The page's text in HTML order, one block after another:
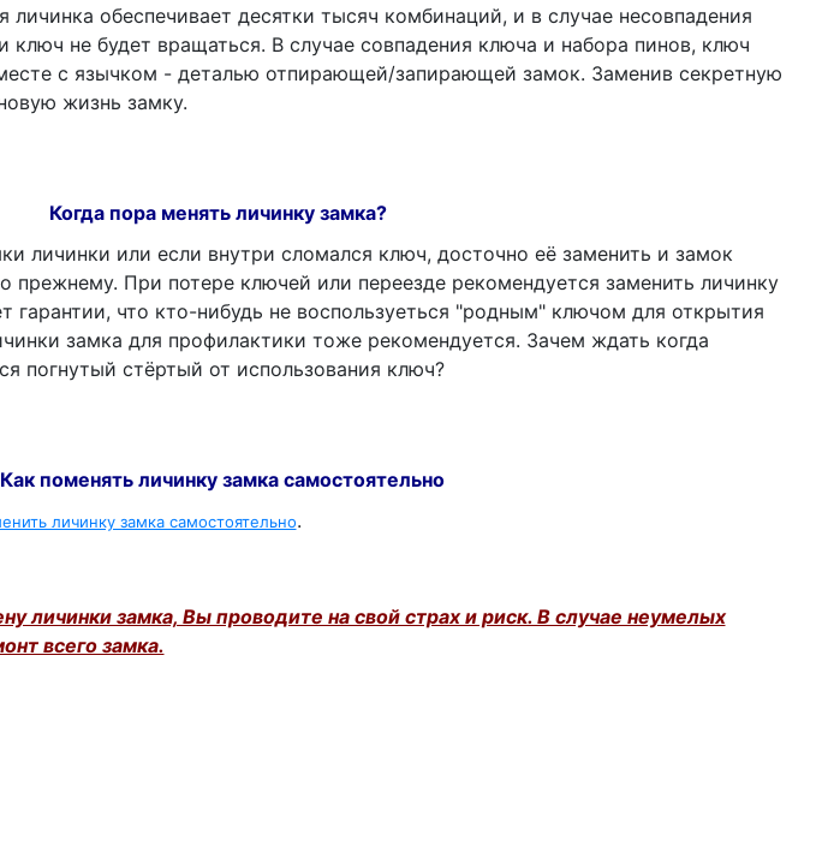
обеспечивает десятки тысяч комбинаций, и в случае несовпадения
не будет вращаться. В случае совпадения ключа и набора пинов, ключ
с язычком - деталью отпирающей/запирающей замок. Заменив секретную
жизнь замку.
Когда пора менять личинку замка?
личинки или если внутри сломался ключ, досточно её заменить и замок
прежнему. При потере ключей или переезде рекомендуется заменить личинку
гарантии, что кто-нибудь не воспользуеться "родным" ключом для открытия
замка для профилактики тоже рекомендуется. Зачем ждать когда
погнутый стёртый от использования ключ?
Как поменять личинку замка самостоятельно
личинку замка самостоятельно.
личинки замка, Вы проводите на свой страх и риск. В случае неумелых
всего замка.